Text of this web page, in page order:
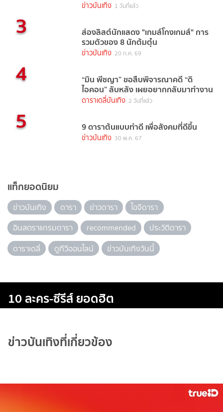
TrueVisions NOW
ข่าวบันเทิง 1 วันที่แล้ว
3 ส่องลิสต์นักแสดง "เกมส์โกงเกมส์" การ
รวมตัวของ 8 นักต้มตุ๋น
ข่าวบันเทิง 20 ก.ค. 69
4 “มิน พีชญา” ขอสืบพิจารณาคดี “ดิ
ไอคอน” ลับหลัง เผยอยากกลับมาทำงาน
ดาราเดลี่บันเทิง 2 วันที่แล้ว
5 9 ดาราต้นแบบทำดี เพื่อสังคมที่ดีขึ้น
ข่าวบันเทิง 30 พ.ค. 67
แท็กยอดนิยม
ข่าวบันเทิง ดารา ข่าวดารา
ไอจีดารา
อินสตราแกรมดารา
recommended
ประวัติดารา
ดาราเดลี่
ดูทีวีออนไลน์ ข่าวบันเทิงวันนี้
10 ละคร-ซีรีส์ ยอดฮิต
ข่าวบันเทิงที่เกี่ยวข้อง